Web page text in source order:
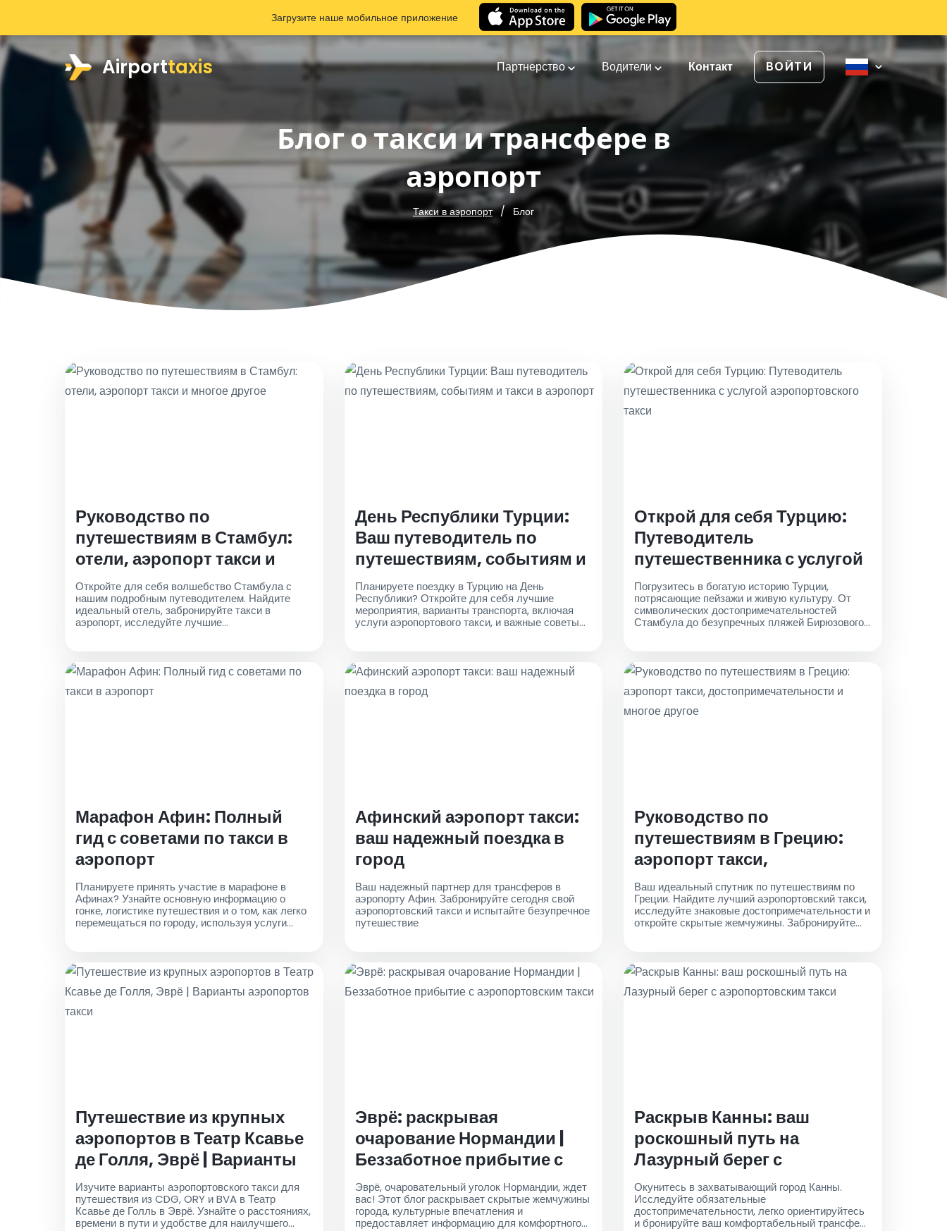
Airporttaxis Партнерство Водители Контакт ВОЙТИ
Блог о такси и трансфере в
аэропорт
Такси в аэропорт Блог
Загрузите наше мобильное приложение
Руководство по
путешествиям в Стамбул:
отели, аэропорт такси и
многое другое
Откройте для себя волшебство Стамбула с
нашим подробным путеводителем. Найдите
идеальный отель, забронируйте такси в
аэропорт, исследуйте лучшие
День Республики Турции:
Ваш путеводитель по
путешествиям, событиям и
такси в аэропорт
Планируете поездку в Турцию на День
Республики? Откройте для себя лучшие
мероприятия, варианты транспорта, включая
услуги аэропортового такси, и важные советы
Открой для себя Турцию:
Путеводитель
путешественника с услугой
аэропортовского такси
Погрузитесь в богатую историю Турции,
потрясающие пейзажи и живую культуру. От
символических достопримечательностей
Стамбула до безупречных пляжей Бирюзового
Марафон Афин: Полный
гид с советами по такси в
аэропорт
Планируете принять участие в марафоне в
Афинах? Узнайте основную информацию о
гонке, логистике путешествия и о том, как легко
перемещаться по городу, используя услуги
Афинский аэропорт такси:
ваш надежный поездка в
город
Ваш надежный партнер для трансферов в
аэропорту Афин. Забронируйте сегодня свой
аэропортовский такси и испытайте безупречное
путешествие
Руководство по
путешествиям в Грецию:
аэропорт такси,
достопримечательности и
многое другое
Ваш идеальный спутник по путешествиям по
Греции. Найдите лучший аэропортовский такси,
исследуйте знаковые достопримечательности и
откройте скрытые жемчужины. Забронируйте
Путешествие из крупных
аэропортов в Театр Ксавье
де Голля, Эврё | Варианты
аэропортов такси
Изучите варианты аэропортовского такси для
путешествия из CDG, ORY и BVA в Театр
Ксавье де Голль в Эврё. Узнайте о расстояниях,
времени в пути и удобстве для наилучшего
Эврё: раскрывая
очарование Нормандии |
Беззаботное прибытие с
аэропортовским такси
Эврё, очаровательный уголок Нормандии, ждет
вас! Этот блог раскрывает скрытые жемчужины
города, культурные впечатления и
предоставляет информацию для комфортного
Раскрыв Канны: ваш
роскошный путь на
Лазурный берег с
аэропортовским такси
Окунитесь в захватывающий город Канны.
Исследуйте обязательные
достопримечательности, легко ориентируйтесь
и бронируйте ваш комфортабельный трансфер